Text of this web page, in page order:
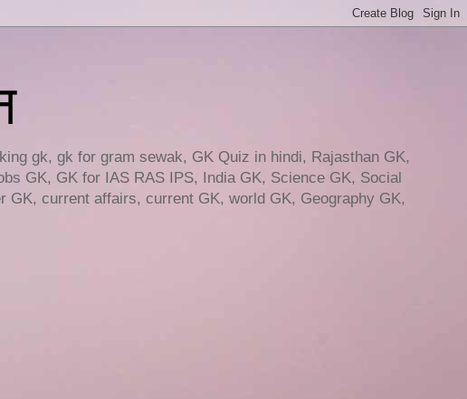
gk, gk for gram sewak, GK Quiz in hindi, Rajasthan GK,
GK, GK for IAS RAS IPS, India GK, Science GK, Social
current affairs, current GK, world GK, Geography GK,